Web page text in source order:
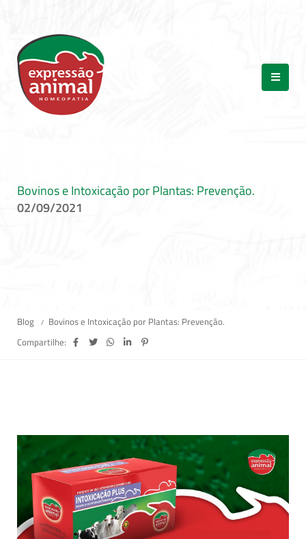
Bovinos e Intoxicação por Plantas: Prevenção.
02/09/2021
Blog
Bovinos e Intoxicação por Plantas: Prevenção.
Compartilhe: